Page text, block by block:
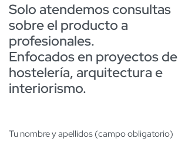
Solo atendemos consultas
sobre el producto a
profesionales.
Enfocados en proyectos de
hostelería, arquitectura e
interiorismo.
Tu nombre y apellidos (campo obligatorio)